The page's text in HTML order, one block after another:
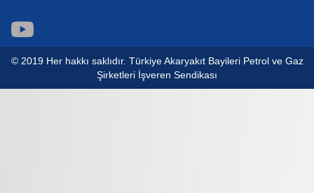
© 2019 Her hakkı saklıdır. Türkiye Akaryakıt Bayileri Petrol ve Gaz
Şirketleri İşveren Sendikası